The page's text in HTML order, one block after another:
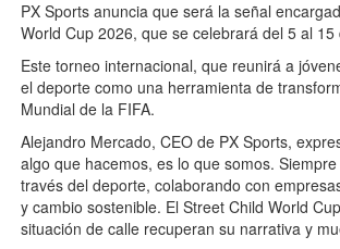
PX Sports anuncia que será la señal
World Cup 2026, que se celebrará del 5 al
Este torneo internacional, que reunirá a
el deporte como una herramienta de
Mundial de la FIFA.
Alejandro Mercado, CEO de PX Sports,
algo que hacemos, es lo que somos.
través del deporte, colaborando con
y cambio sostenible. El Street Child World
situación de calle recuperan su narrativa y